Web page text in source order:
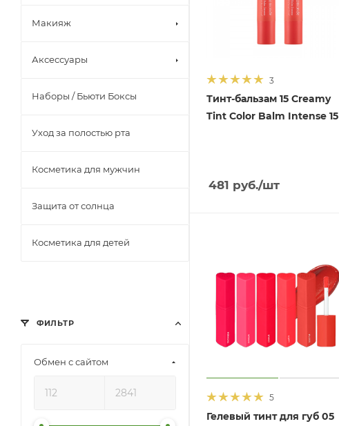
3
Тинт-бальзам 15 Creamy
Tint Color Balm Intense 15
481 руб./шт
5
Гелевый тинт для губ 05
Макияж
Аксессуары
Наборы / Бьюти Боксы
Уход за полостью рта
Косметика для мужчин
Защита от солнца
Косметика для детей
ФИЛЬТР
Обмен с сайтом